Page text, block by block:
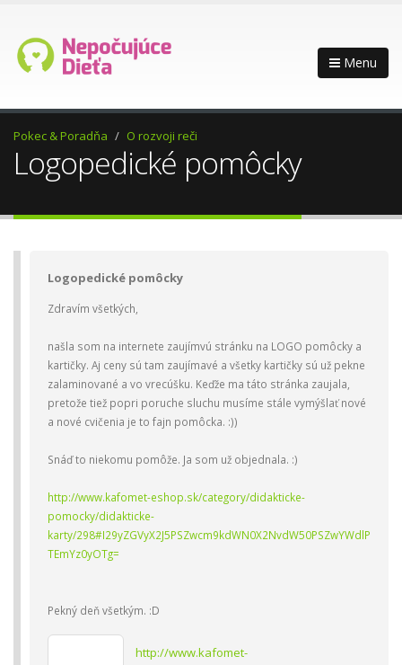
Menu
Pokec & Poradňa O rozvoji reči
Logopedické pomôcky
Logopedické pomôcky
Zdravím všetkých,
našla som na internete zaujímvú stránku na LOGO pomôcky a
kartičky. Aj ceny sú tam zaujímavé a všetky kartičky sú už pekne
zalaminované a vo vrecúšku. Keďže ma táto stránka zaujala,
pretože tiež popri poruche sluchu musíme stále vymýšlať nové
a nové cvičenia je to fajn pomôcka. :))
Snáď to niekomu pomôže. Ja som už objednala. :)
http://www.kafomet-eshop.sk/category/didakticke-
pomocky/didakticke-
karty/298#I29yZGVyX2J5PSZwcm9kdWN0X2NvdW50PSZwYWdlP
TEmYz0yOTg=
Pekný deň všetkým. :D
http://www.kafomet-